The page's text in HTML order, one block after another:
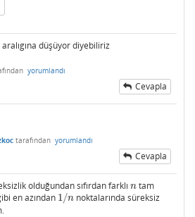
aralıgına düşüyor diyebiliriz
yorumlandı
Cevapla
tarafından yorumlandı
Cevapla
olduğundan sıfırdan farklı n
ntam
en azından 1/n
1/n noktalarında süreksiz